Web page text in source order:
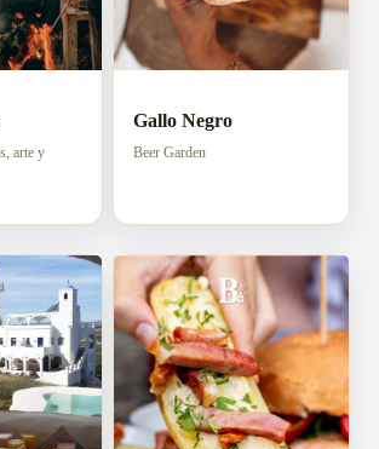
arte y
Gallo Negro
Beer Garden